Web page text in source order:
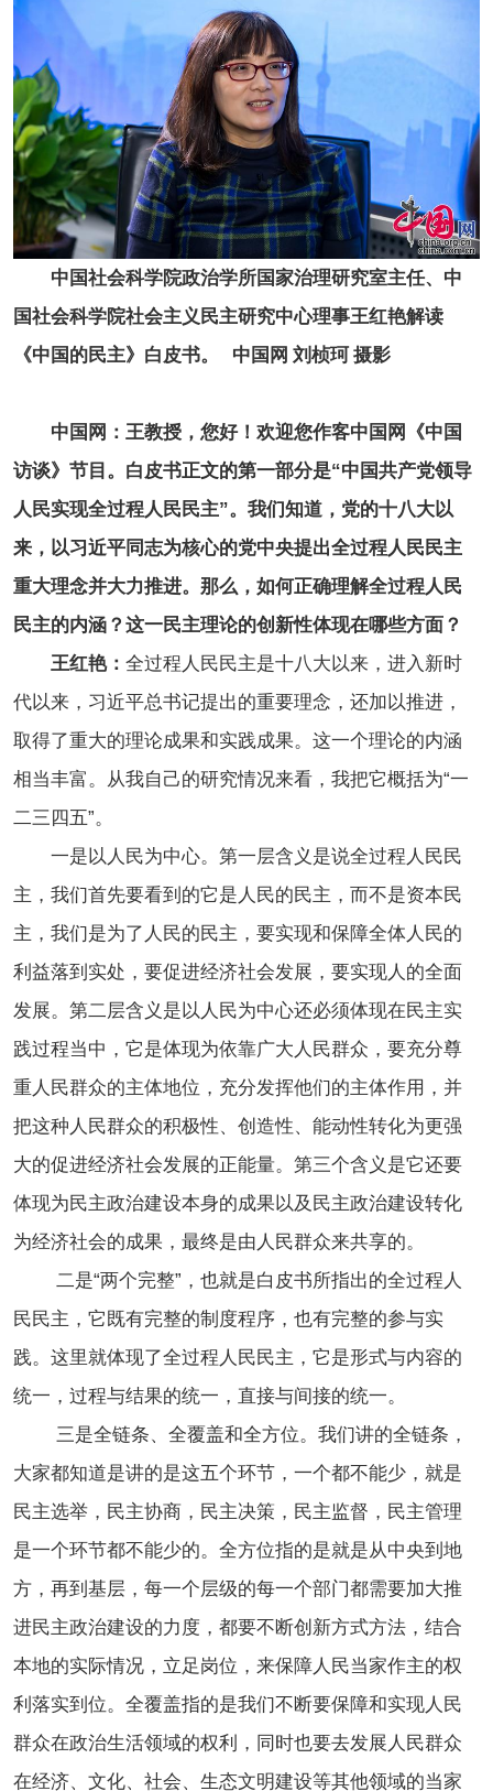
中国社会科学院政治学所国家治理研究室主任、中
国社会科学院社会主义民主研究中心理事王红艳解读
《中国的民主》白皮书。 中国网 刘桢珂 摄影
中国网：王教授，您好！欢迎您作客中国网《中国
访谈》节目。白皮书正文的第一部分是“中国共产党领导
人民实现全过程人民民主”。我们知道，党的十八大以
来，以习近平同志为核心的党中央提出全过程人民民主
重大理念并大力推进。那么，如何正确理解全过程人民
民主的内涵？这一民主理论的创新性体现在哪些方面？
王红艳： 全过程人民民主是十八大以来，进入新时
代以来，习近平总书记提出的重要理念，还加以推进，
取得了重大的理论成果和实践成果。这一个理论的内涵
相当丰富。从我自己的研究情况来看，我把它概括为“一
二三四五”。
一是以人民为中心。第一层含义是说全过程人民民
主，我们首先要看到的它是人民的民主，而不是资本民
主，我们是为了人民的民主，要实现和保障全体人民的
利益落到实处，要促进经济社会发展，要实现人的全面
发展。第二层含义是以人民为中心还必须体现在民主实
践过程当中，它是体现为依靠广大人民群众，要充分尊
重人民群众的主体地位，充分发挥他们的主体作用，并
把这种人民群众的积极性、创造性、能动性转化为更强
大的促进经济社会发展的正能量。第三个含义是它还要
体现为民主政治建设本身的成果以及民主政治建设转化
为经济社会的成果，最终是由人民群众来共享的。
二是“两个完整”，也就是白皮书所指出的全过程人
民民主，它既有完整的制度程序，也有完整的参与实
践。这里就体现了全过程人民民主，它是形式与内容的
统一，过程与结果的统一，直接与间接的统一。
三是全链条、全覆盖和全方位。我们讲的全链条，
大家都知道是讲的是这五个环节，一个都不能少，就是
民主选举，民主协商，民主决策，民主监督，民主管理
是一个环节都不能少的。全方位指的是就是从中央到地
方，再到基层，每一个层级的每一个部门都需要加大推
进民主政治建设的力度，都要不断创新方式方法，结合
本地的实际情况，立足岗位，来保障人民当家作主的权
利落实到位。全覆盖指的是我们不断要保障和实现人民
群众在政治生活领域的权利，同时也要去发展人民群众
在经济、文化、社会、生态文明建设等其他领域的当家